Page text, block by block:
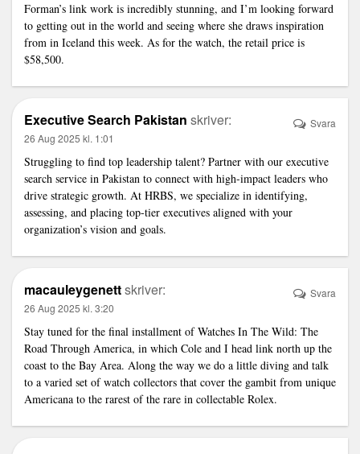
Forman’s link work is incredibly stunning, and I’m looking forward
to getting out in the world and seeing where she draws inspiration
from in Iceland this week. As for the watch, the retail price is
$58,500.
Executive Search Pakistan skriver:
26 Aug 2025 kl. 1:01
Struggling to find top leadership talent? Partner with our executive
search service in Pakistan to connect with high-impact leaders who
drive strategic growth. At HRBS, we specialize in identifying,
assessing, and placing top-tier executives aligned with your
organization’s vision and goals.
Svara
macauleygenettskriver:
26 Aug 2025 kl. 3:20
Stay tuned for the final installment of Watches In The Wild: The
Road Through America, in which Cole and I head link north up the
coast to the Bay Area. Along the way we do a little diving and talk
to a varied set of watch collectors that cover the gambit from unique
Americana to the rarest of the rare in collectable Rolex.
Svara